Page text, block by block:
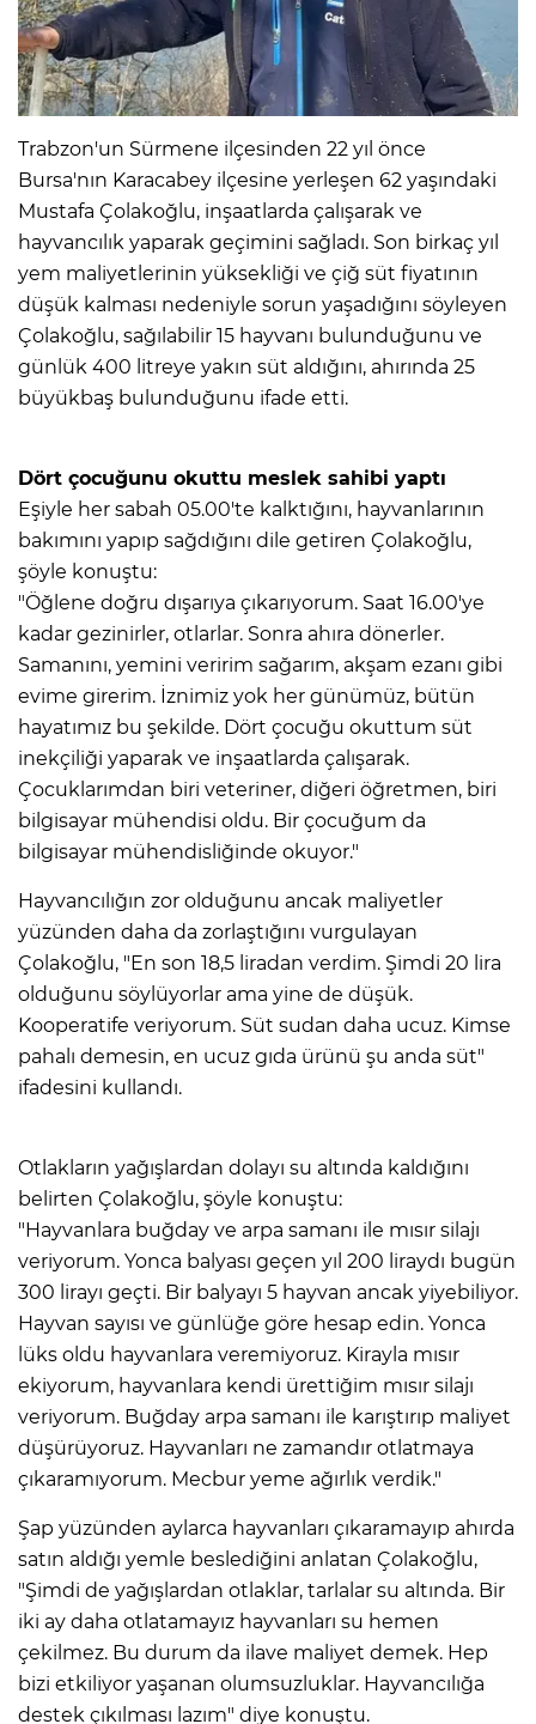
Trabzon'un Sürmene ilçesinden 22 yıl önce
Bursa'nın Karacabey ilçesine yerleşen 62 yaşındaki
Mustafa Çolakoğlu, inşaatlarda çalışarak ve
hayvancılık yaparak geçimini sağladı. Son birkaç yıl
yem maliyetlerinin yüksekliği ve çiğ süt fiyatının
düşük kalması nedeniyle sorun yaşadığını söyleyen
Çolakoğlu, sağılabilir 15 hayvanı bulunduğunu ve
günlük 400 litreye yakın süt aldığını, ahırında 25
büyükbaş bulunduğunu ifade etti.
Dört çocuğunu okuttu meslek sahibi yaptı
Eşiyle her sabah 05.00'te kalktığını, hayvanlarının
bakımını yapıp sağdığını dile getiren Çolakoğlu,
şöyle konuştu:
"Öğlene doğru dışarıya çıkarıyorum. Saat 16.00'ye
kadar gezinirler, otlarlar. Sonra ahıra dönerler.
Samanını, yemini veririm sağarım, akşam ezanı gibi
evime girerim. İznimiz yok her günümüz, bütün
hayatımız bu şekilde. Dört çocuğu okuttum süt
inekçiliği yaparak ve inşaatlarda çalışarak.
Çocuklarımdan biri veteriner, diğeri öğretmen, biri
bilgisayar mühendisi oldu. Bir çocuğum da
bilgisayar mühendisliğinde okuyor."
Hayvancılığın zor olduğunu ancak maliyetler
yüzünden daha da zorlaştığını vurgulayan
Çolakoğlu, "En son 18,5 liradan verdim. Şimdi 20 lira
olduğunu söylüyorlar ama yine de düşük.
Kooperatife veriyorum. Süt sudan daha ucuz. Kimse
pahalı demesin, en ucuz gıda ürünü şu anda süt"
ifadesini kullandı.
Otlakların yağışlardan dolayı su altında kaldığını
belirten Çolakoğlu, şöyle konuştu:
"Hayvanlara buğday ve arpa samanı ile mısır silajı
veriyorum. Yonca balyası geçen yıl 200 liraydı bugün
300 lirayı geçti. Bir balyayı 5 hayvan ancak yiyebiliyor.
Hayvan sayısı ve günlüğe göre hesap edin. Yonca
lüks oldu hayvanlara veremiyoruz. Kirayla mısır
ekiyorum, hayvanlara kendi ürettiğim mısır silajı
veriyorum. Buğday arpa samanı ile karıştırıp maliyet
düşürüyoruz. Hayvanları ne zamandır otlatmaya
çıkaramıyorum. Mecbur yeme ağırlık verdik."
Şap yüzünden aylarca hayvanları çıkaramayıp ahırda
satın aldığı yemle beslediğini anlatan Çolakoğlu,
"Şimdi de yağışlardan otlaklar, tarlalar su altında. Bir
iki ay daha otlatamayız hayvanları su hemen
çekilmez. Bu durum da ilave maliyet demek. Hep
bizi etkiliyor yaşanan olumsuzluklar. Hayvancılığa
destek çıkılması lazım" diye konuştu.